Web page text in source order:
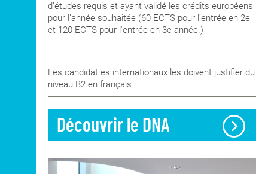
PDF inférieur ou égal à 2Mo ;
Copie recto-verso du passeport ou de la
d’études requis et ayant validé les crédits européens
pour l’année souhaitée (60 ECTS pour l'entrée en 2e
et 120 ECTS pour l'entrée en 3e année.)
Les candidat·es internationaux·les doivent justifier du
niveau B2 en français
Découvrir le DNA